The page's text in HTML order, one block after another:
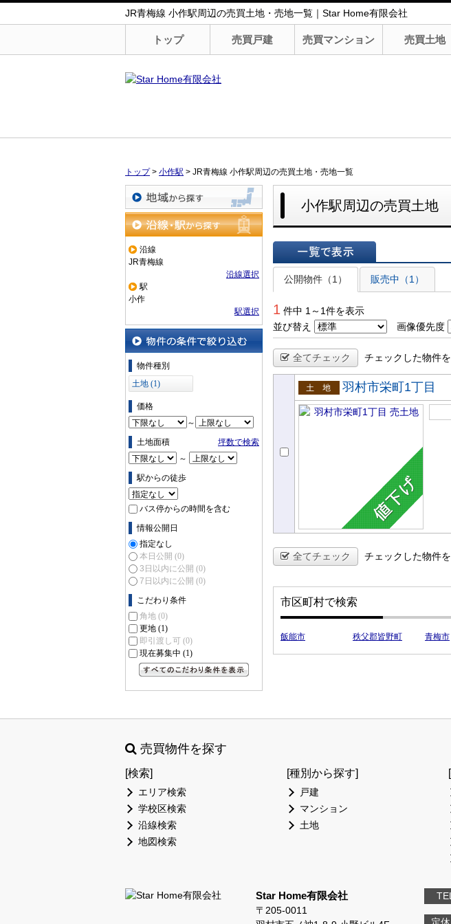
JR青梅線 小作駅周辺の売買土地・売地一覧｜Star Home有限会社
トップ 売買戸建 売買マンション 売買土地
トップ> 小作駅 > JR青梅線 小作駅周辺の売買土地・売地一覧
地域から探す
沿線・駅から探す
沿線
JR青梅線
沿線選択
駅
小作
駅選択
物件の条件で絞り込む
物件種別
土地 (1)
価格
～
土地面積
坪数で検索
～
駅からの徒歩
バス停からの時間を含む
情報公開日
指定なし
本日公開 (0)
3日以内に公開 (0)
7日以内に公開 (0)
こだわり条件
角地 (0)
更地 (1)
即引渡し可 (0)
現在募集中 (1)
小作駅周辺の売買土地
一覧で表示
公開物件（1）
販売中（1）
1 件中 1～1件を表示
並び替え
画像優先度
全てチェック チェックした物件
売土地
羽村市栄町1丁目
全てチェック チェックした物件
市区町村で検索
飯能市 秩父郡皆野町 青梅市
売買物件を探す
[検索]
エリア検索
学校区検索
沿線検索
地図検索
[種別から探す]
戸建
マンション
土地
Star Home有限会社
〒205-0011
TEL